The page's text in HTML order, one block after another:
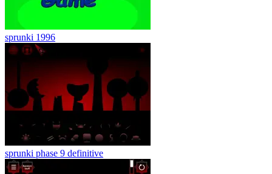
sprunki 1996
sprunki phase 9 definitive